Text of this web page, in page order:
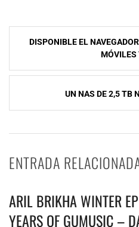
NavegaciÃ³n
entradas
DISPONIBLE EL
MÓVILES
UN NAS DE 2,5 TB
ENTRADA
ARIL BRIKHA WINTER
YEARS OF GUMUSIC –